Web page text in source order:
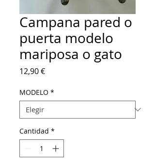
Campana pared o
puerta modelo
mariposa o gato
12,90 €Precio
MODELO *
Cantidad *